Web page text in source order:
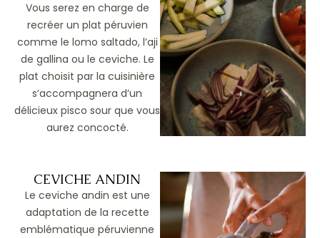
Vous serez en charge de
recréer un plat péruvien
comme le lomo saltado, l’aji
de gallina ou le ceviche. Le
plat choisit par la cuisinière
s’accompagnera d’un
délicieux pisco sour que vous
aurez concocté.
CEVICHE ANDIN
Le ceviche andin est une
adaptation de la recette
emblématique péruvienne